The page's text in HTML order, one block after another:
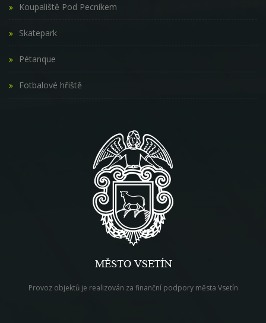
Koupaliště Pod Pecníkem
Skatepark
Pétanque
Fotbalové hřiště
Provoz objektů je realizován za finanční podpory města Vsetín